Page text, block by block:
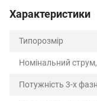
Характеристики
Типорозмір
Номінальний
Потужність 3-х